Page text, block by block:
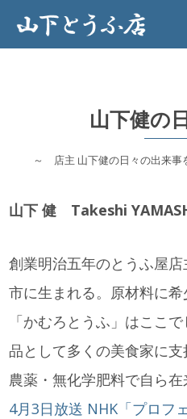
山下健の
～ 店主 山下健の日々の出来
山下 健 Takeshi
創業明治五年のとうふ屋
市に生まれる。原材料に
「かむろとうふ」はここ
品として多くの美食家に
農薬・無化学肥料で自ら在
4月3日放送 NHK「プロフ